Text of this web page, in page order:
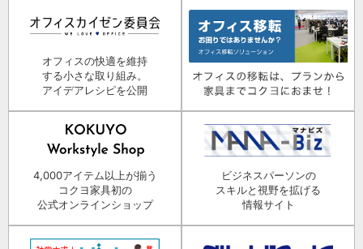
オフィスの快適を維持
する小さな取り組み。
アイデアレシピを公開
4,000アイテム以上が揃う
コクヨ家具初の
公式オンラインショップ
ビジネスパーソンの
スキルと視野を拡げる
情報サイト